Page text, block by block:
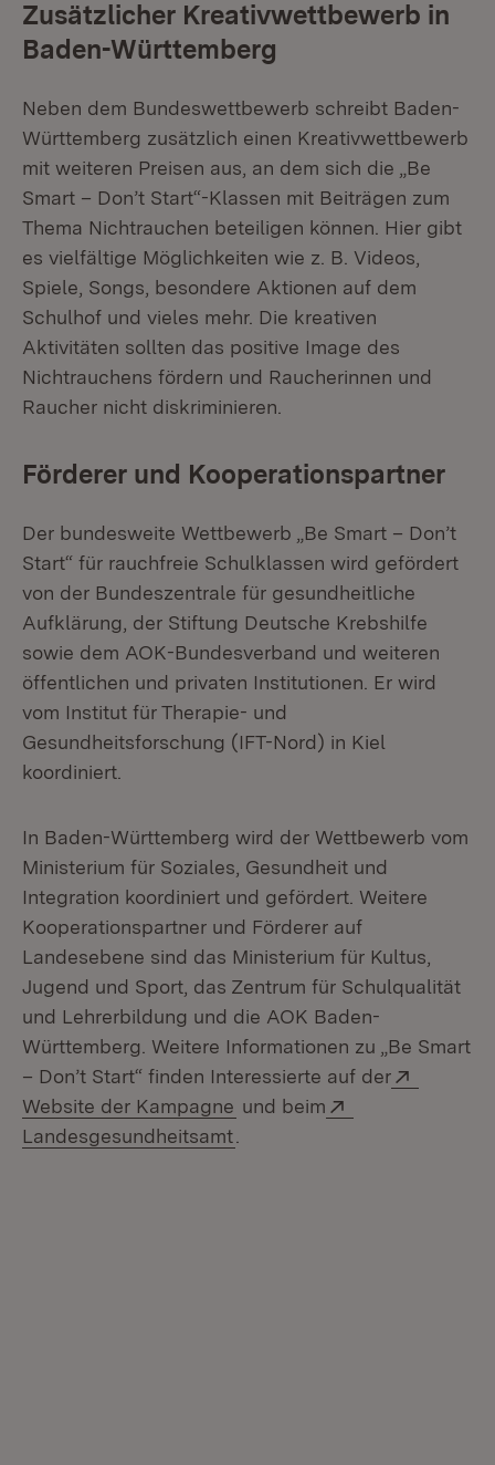
Zusätzlicher Kreativwettbewerb in
Baden-Württemberg
Neben dem Bundeswettbewerb schreibt Baden-
Württemberg zusätzlich einen Kreativwettbewerb
mit weiteren Preisen aus, an dem sich die „Be
Smart – Don’t Start“-Klassen mit Beiträgen zum
Thema Nichtrauchen beteiligen können. Hier gibt
es vielfältige Möglichkeiten wie z. B. Videos,
Spiele, Songs, besondere Aktionen auf dem
Schulhof und vieles mehr. Die kreativen
Aktivitäten sollten das positive Image des
Nichtrauchens fördern und Raucherinnen und
Raucher nicht diskriminieren.
Förderer und Kooperationspartner
Der bundesweite Wettbewerb „Be Smart – Don’t
Start“ für rauchfreie Schulklassen wird gefördert
von der Bundeszentrale für gesundheitliche
Aufklärung, der Stiftung Deutsche Krebshilfe
sowie dem AOK-Bundesverband und weiteren
öffentlichen und privaten Institutionen. Er wird
vom Institut für Therapie- und
Gesundheitsforschung (IFT-Nord) in Kiel
koordiniert.
In Baden-Württemberg wird der Wettbewerb vom
Ministerium für Soziales, Gesundheit und
Integration koordiniert und gefördert. Weitere
Kooperationspartner und Förderer auf
Landesebene sind das Ministerium für Kultus,
Jugend und Sport, das Zentrum für Schulqualität
und Lehrerbildung und die AOK Baden-
Württemberg. Weitere Informationen zu „Be Smart
– Don’t Start“ finden Interessierte auf der
Website der Kampagne (Öffnet in neuem Fenster)
und beim
Landesgesundheitsamt